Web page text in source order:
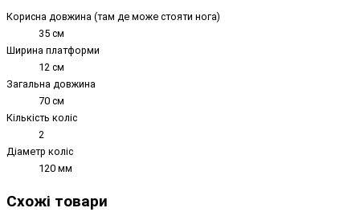
Корисна довжина (там де може стояти нога)
35 см
Ширина платформи
12 см
Загальна довжина
70 см
Кількість коліс
2
Діаметр коліс
120 мм
Схожі товари